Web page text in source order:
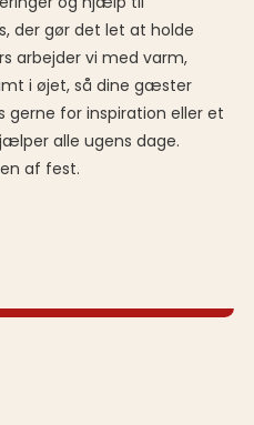
der gør det let at holde
arbejder vi med varm,
i øjet, så dine gæster
gerne for inspiration eller et
alle ugens dage.
af fest.